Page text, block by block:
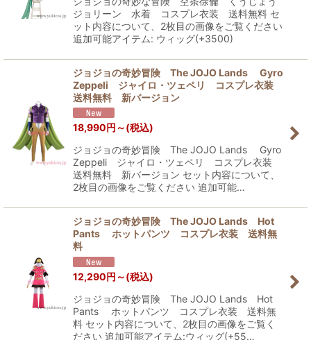
ジョリーン 水着 コスプレ衣装 送料無料 セ
ット内容について、2枚目の画像をご覧ください
追加可能アイテム: ウィッグ(+3500)
ジョジョの奇妙冒険 The JOJO Lands Gyro
Zeppeli ジャイロ・ツェペリ コスプレ衣装
送料無料 新バージョン
18,990円 ～(税込)
ジョジョの奇妙冒険 The JOJO Lands Gyro
Zeppeli ジャイロ・ツェペリ コスプレ衣装
送料無料 新バージョン セット内容について、
2枚目の画像をご覧ください 追加可能…
ジョジョの奇妙冒険 The JOJO Lands Hot
Pants ホットパンツ コスプレ衣装 送料無
料
12,290円 ～(税込)
ジョジョの奇妙冒険 The JOJO Lands Hot
Pants ホットパンツ コスプレ衣装 送料無
料 セット内容について、2枚目の画像をご覧く
ださい 追加可能アイテム:ウィッグ(+55…